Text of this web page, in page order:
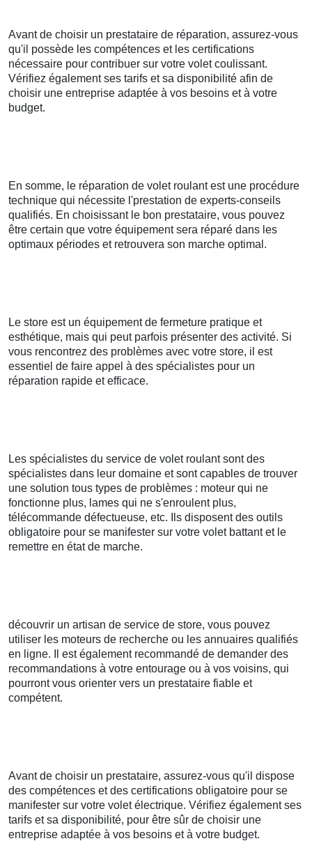
Avant de choisir un prestataire de réparation, assurez-vous
qu'il possède les compétences et les certifications
nécessaire pour contribuer sur votre volet coulissant.
Vérifiez également ses tarifs et sa disponibilité afin de
choisir une entreprise adaptée à vos besoins et à votre
budget.
En somme, le réparation de volet roulant est une procédure
technique qui nécessite l'prestation de experts-conseils
qualifiés. En choisissant le bon prestataire, vous pouvez
être certain que votre équipement sera réparé dans les
optimaux périodes et retrouvera son marche optimal.
Le store est un équipement de fermeture pratique et
esthétique, mais qui peut parfois présenter des activité. Si
vous rencontrez des problèmes avec votre store, il est
essentiel de faire appel à des spécialistes pour un
réparation rapide et efficace.
Les spécialistes du service de volet roulant sont des
spécialistes dans leur domaine et sont capables de trouver
une solution tous types de problèmes : moteur qui ne
fonctionne plus, lames qui ne s'enroulent plus,
télécommande défectueuse, etc. Ils disposent des outils
obligatoire pour se manifester sur votre volet battant et le
remettre en état de marche.
découvrir un artisan de service de store, vous pouvez
utiliser les moteurs de recherche ou les annuaires qualifiés
en ligne. Il est également recommandé de demander des
recommandations à votre entourage ou à vos voisins, qui
pourront vous orienter vers un prestataire fiable et
compétent.
Avant de choisir un prestataire, assurez-vous qu'il dispose
des compétences et des certifications obligatoire pour se
manifester sur votre volet électrique. Vérifiez également ses
tarifs et sa disponibilité, pour être sûr de choisir une
entreprise adaptée à vos besoins et à votre budget.